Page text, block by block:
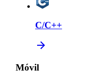
C/C++
Móvil